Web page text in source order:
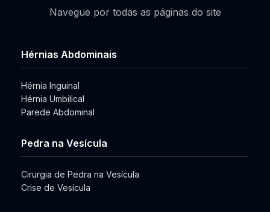
Navegue por todas as páginas do site
Hérnias Abdominais
Hérnia Inguinal
Hérnia Umbilical
Parede Abdominal
Pedra na Vesícula
Cirurgia de Pedra na Vesícula
Crise de Vesícula